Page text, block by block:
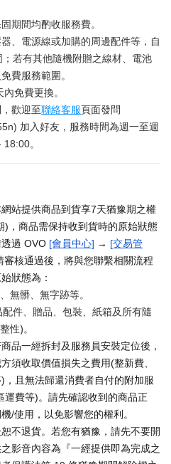
期間均酌收服務費。
、電源線或加購的周邊配件等，自
若有其他隨機附贈之線材、電池
費服務範圍。
免費更換。
歡迎至聯絡客服頁面發問
加入好友，服務時間為週一至週
。
站提供商品到貨享7天猶豫期之權
)，商品需保持收到貨時的原始狀態
過 OVO [會員中心] → [交易管
審核通過後，將與您聯繫相關流程
狀態為：
無髒、無字跡等。
件、贈品、包裝、紙箱及所有隨
性)。
品一經拆封及服務員安裝定位後，
須收取價值損失之費用(整新費、
，且無法歸還消費者自付的附加服
運費等)。請先確認收到的商品正
/使用，以免影響您的權利。
不退貨。若您有猶豫，請先不要開
影音內容為『一經提供即為完成之